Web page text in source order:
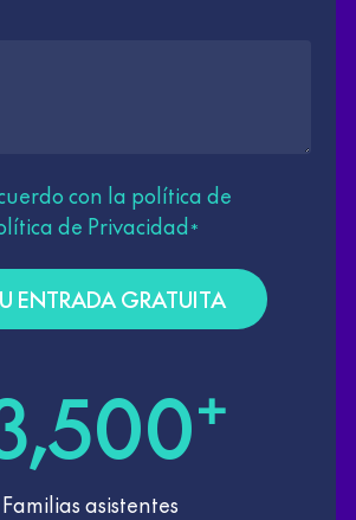
con la política de
de Privacidad*
ENTRADA GRATUITA
+
Familias asistentes